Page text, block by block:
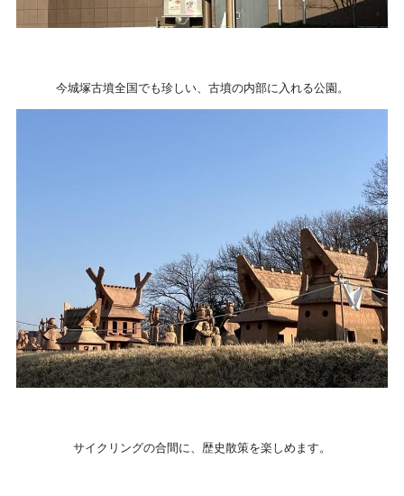
今城塚古墳全国でも珍しい、古墳の内部に入れる公園。
サイクリングの合間に、歴史散策を楽しめます。